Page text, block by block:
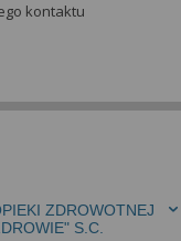
kontaktu
rejestracji
ZDROWOTNEJ
S.C.